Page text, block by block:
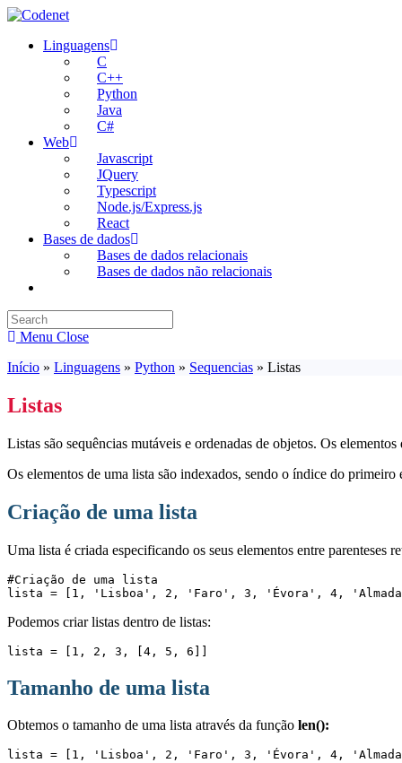
Skip
contentLinguagens
C
C++
Python
Java
C#
Web
Javascript
JQuery
Typescript
Node.js/Express.js
React
Bases de dados
Bases de dados relacionais
Bases de dados não relacionais
search
Menu Close
Início » Linguagens » Python » Sequencias » Listas
Listas
Listas são sequências mutáveis e ordenadas de objetos. Os
Os elementos de uma lista são indexados, sendo o índice do primeiro
Criação de uma lista
Uma lista é criada especificando os seus elementos entre parenteses
#Criação de uma lista
lista = [1, 'Lisboa', 2, 'Faro', 3, 'Évora', 4,
Podemos criar listas dentro de listas:
lista = [1, 2, 3, [4, 5, 6]]
Tamanho de uma lista
Obtemos o tamanho de uma lista através da função len():
lista = [1, 'Lisboa', 2, 'Faro', 3, 'Évora', 4,